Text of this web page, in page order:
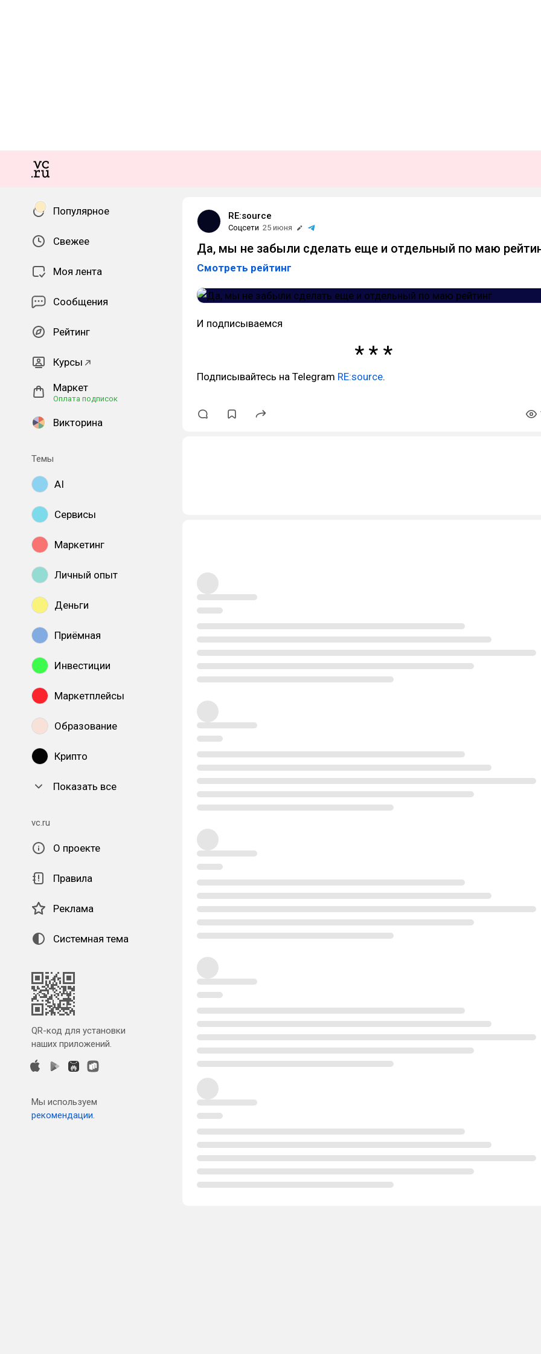
Популярное
Свежее
Моя лента
Сообщения
Рейтинг
Курсы
Маркет
Оплата подписок
Викторина
Темы
AI
Сервисы
Маркетинг
Личный опыт
Деньги
Приёмная
Инвестиции
Маркетплейсы
Образование
Крипто
Показать все
vc.ru
О проекте
Правила
Реклама
Системная тема
QR-код для установки
наших приложений.
Мы используем
рекомендации.
RE:source
Соцсети 25 июня
Да, мы не забыли сделать еще и отдельный по маю
Смотреть рейтинг
И подписываемся
Подписывайтесь на Telegram RE:source.